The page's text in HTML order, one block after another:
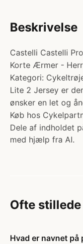
Beskrivelse
Castelli Castelli
Korte Ærmer -
Kategori:
Lite 2 Jersey er
ønsker en let og
Køb hos
Dele af indholdet
med hjælp fra AI.
Ofte
Hvad er navnet på